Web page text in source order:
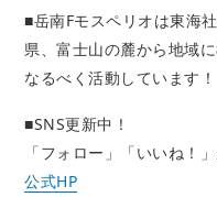
■岳南Fモスペリオは東海
県、富士山の麓から地域
なるべく活動しています！
■SNS更新中！
「フォロー」「いいね！
公式HP